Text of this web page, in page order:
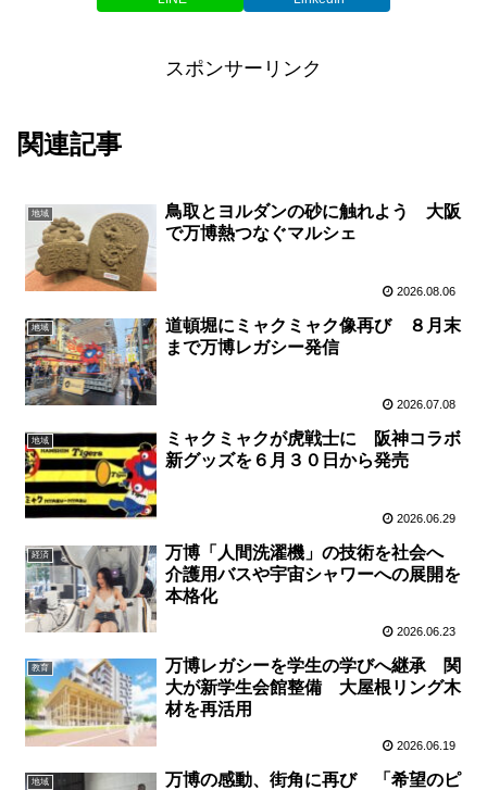
スポンサーリンク
関連記事
地域
鳥取とヨルダンの砂に触れよう 大阪
で万博熱つなぐマルシェ
2026.08.06
地域
道頓堀にミャクミャク像再び ８月末
まで万博レガシー発信
2026.07.08
地域
ミャクミャクが虎戦士に 阪神コラボ
新グッズを６月３０日から発売
2026.06.29
経済
万博「人間洗濯機」の技術を社会へ
介護用バスや宇宙シャワーへの展開を
本格化
2026.06.23
教育
万博レガシーを学生の学びへ継承 関
大が新学生会館整備 大屋根リング木
材を再活用
2026.06.19
地域
万博の感動、街角に再び 「希望のピ